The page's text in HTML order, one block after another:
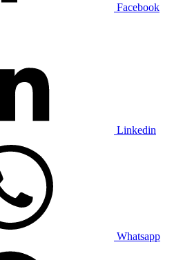
Facebook
Linkedin
Whatsapp